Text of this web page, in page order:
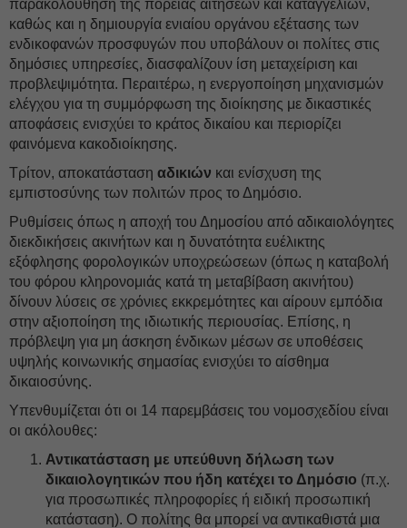
παρακολούθηση της πορείας αιτήσεων και καταγγελιών,
καθώς και η δημιουργία ενιαίου οργάνου εξέτασης των
ενδικοφανών προσφυγών που υποβάλουν οι πολίτες στις
δημόσιες υπηρεσίες, διασφαλίζουν ίση μεταχείριση και
προβλεψιμότητα. Περαιτέρω, η ενεργοποίηση μηχανισμών
ελέγχου για τη συμμόρφωση της διοίκησης με δικαστικές
αποφάσεις ενισχύει το κράτος δικαίου και περιορίζει
φαινόμενα κακοδιοίκησης.
Τρίτον, αποκατάσταση αδικιών και ενίσχυση της
εμπιστοσύνης των πολιτών προς το Δημόσιο.
Ρυθμίσεις όπως η αποχή του Δημοσίου από αδικαιολόγητες
διεκδικήσεις ακινήτων και η δυνατότητα ευέλικτης
εξόφλησης φορολογικών υποχρεώσεων (όπως η καταβολή
του φόρου κληρονομιάς κατά τη μεταβίβαση ακινήτου)
δίνουν λύσεις σε χρόνιες εκκρεμότητες και αίρουν εμπόδια
στην αξιοποίηση της ιδιωτικής περιουσίας. Επίσης, η
πρόβλεψη για μη άσκηση ένδικων μέσων σε υποθέσεις
υψηλής κοινωνικής σημασίας ενισχύει το αίσθημα
δικαιοσύνης.
Υπενθυμίζεται ότι οι 14 παρεμβάσεις του νομοσχεδίου είναι
οι ακόλουθες:
Αντικατάσταση με υπεύθυνη δήλωση των
δικαιολογητικών που ήδη κατέχει το Δημόσιο (π.χ.
για προσωπικές πληροφορίες ή ειδική προσωπική
κατάσταση). Ο πολίτης θα μπορεί να αντικαθιστά μια